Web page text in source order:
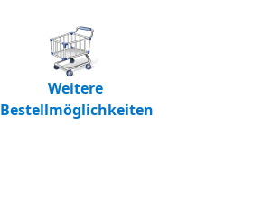
Weitere
Bestellmöglichkeiten